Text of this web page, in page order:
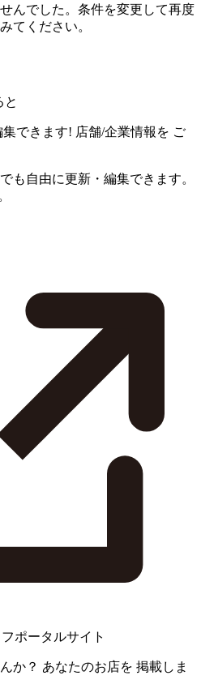
んでした。条件を変更して再度
てください。
と
できます! 店舗/企業情報を ご
も自由に更新・編集できます。
ポータルサイト
か？ あなたのお店を 掲載しま